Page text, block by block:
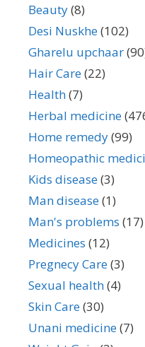
Beauty(8)
Desi Nuskhe(102)
Gharelu upchaar
Hair Care(22)
Health(7)
Herbal medicine
Home remedy(99)
Homeopathic
Kids disease(3)
Man disease(1)
Man's problems (17)
Medicines (12)
Pregnecy Care(3)
Sexual health(4)
Skin Care(30)
Unani medicine(7)